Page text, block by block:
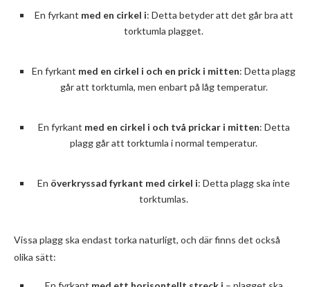
En fyrkant med en cirkel i: Detta betyder att det går bra att
torktumla plagget.
En fyrkant med en cirkel i och en prick i mitten: Detta plagg
går att torktumla, men enbart på låg temperatur.
En fyrkant med en cirkel i och två prickar i mitten: Detta
plagg går att torktumla i normal temperatur.
En överkryssad fyrkant med cirkel i: Detta plagg ska inte
torktumlas.
Vissa plagg ska endast torka naturligt, och där finns det också
olika sätt: